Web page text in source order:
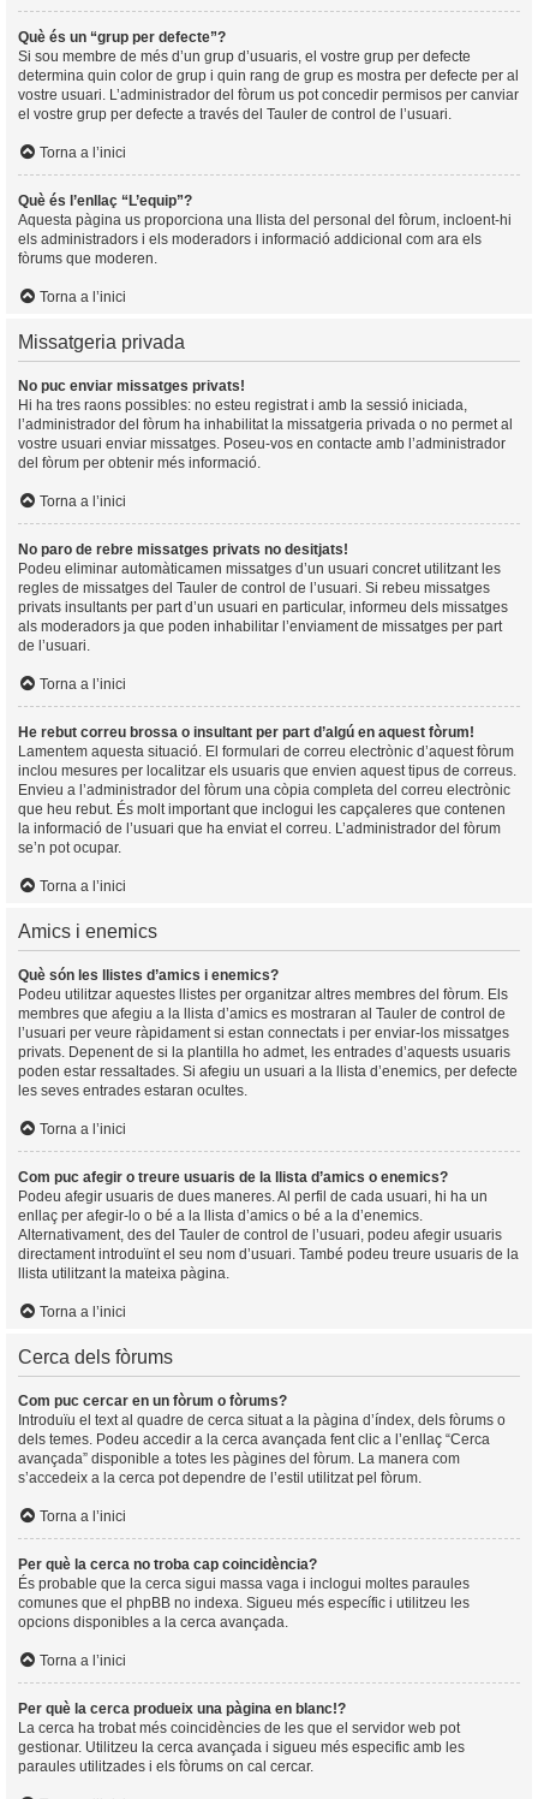
Què és un “grup per defecte”?
Si sou membre de més d’un grup d’usuaris, el vostre grup per defecte
determina quin color de grup i quin rang de grup es mostra per defecte per al
vostre usuari. L’administrador del fòrum us pot concedir permisos per canviar
el vostre grup per defecte a través del Tauler de control de l’usuari.
Torna a l’inici
Què és l’enllaç “L’equip”?
Aquesta pàgina us proporciona una llista del personal del fòrum, incloent-hi
els administradors i els moderadors i informació addicional com ara els
fòrums que moderen.
Torna a l’inici
Missatgeria privada
No puc enviar missatges privats!
Hi ha tres raons possibles: no esteu registrat i amb la sessió iniciada,
l’administrador del fòrum ha inhabilitat la missatgeria privada o no permet al
vostre usuari enviar missatges. Poseu-vos en contacte amb l’administrador
del fòrum per obtenir més informació.
Torna a l’inici
No paro de rebre missatges privats no desitjats!
Podeu eliminar automàticamen missatges d’un usuari concret utilitzant les
regles de missatges del Tauler de control de l’usuari. Si rebeu missatges
privats insultants per part d’un usuari en particular, informeu dels missatges
als moderadors ja que poden inhabilitar l’enviament de missatges per part
de l’usuari.
Torna a l’inici
He rebut correu brossa o insultant per part d’algú en aquest fòrum!
Lamentem aquesta situació. El formulari de correu electrònic d’aquest fòrum
inclou mesures per localitzar els usuaris que envien aquest tipus de correus.
Envieu a l’administrador del fòrum una còpia completa del correu electrònic
que heu rebut. És molt important que inclogui les capçaleres que contenen
la informació de l’usuari que ha enviat el correu. L’administrador del fòrum
se’n pot ocupar.
Torna a l’inici
Amics i enemics
Què són les llistes d’amics i enemics?
Podeu utilitzar aquestes llistes per organitzar altres membres del fòrum. Els
membres que afegiu a la llista d’amics es mostraran al Tauler de control de
l’usuari per veure ràpidament si estan connectats i per enviar-los missatges
privats. Depenent de si la plantilla ho admet, les entrades d’aquests usuaris
poden estar ressaltades. Si afegiu un usuari a la llista d’enemics, per defecte
les seves entrades estaran ocultes.
Torna a l’inici
Com puc afegir o treure usuaris de la llista d’amics o enemics?
Podeu afegir usuaris de dues maneres. Al perfil de cada usuari, hi ha un
enllaç per afegir-lo o bé a la llista d’amics o bé a la d’enemics.
Alternativament, des del Tauler de control de l’usuari, podeu afegir usuaris
directament introduïnt el seu nom d’usuari. També podeu treure usuaris de la
llista utilitzant la mateixa pàgina.
Torna a l’inici
Cerca dels fòrums
Com puc cercar en un fòrum o fòrums?
Introduïu el text al quadre de cerca situat a la pàgina d’índex, dels fòrums o
dels temes. Podeu accedir a la cerca avançada fent clic a l’enllaç “Cerca
avançada” disponible a totes les pàgines del fòrum. La manera com
s’accedeix a la cerca pot dependre de l’estil utilitzat pel fòrum.
Torna a l’inici
Per què la cerca no troba cap coincidència?
És probable que la cerca sigui massa vaga i inclogui moltes paraules
comunes que el phpBB no indexa. Sigueu més específic i utilitzeu les
opcions disponibles a la cerca avançada.
Torna a l’inici
Per què la cerca produeix una pàgina en blanc!?
La cerca ha trobat més coincidències de les que el servidor web pot
gestionar. Utilitzeu la cerca avançada i sigueu més especific amb les
paraules utilitzades i els fòrums on cal cercar.